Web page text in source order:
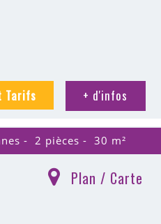
+ d'infos
Tarifs
2 pièces 30 m²
Plan / Carte